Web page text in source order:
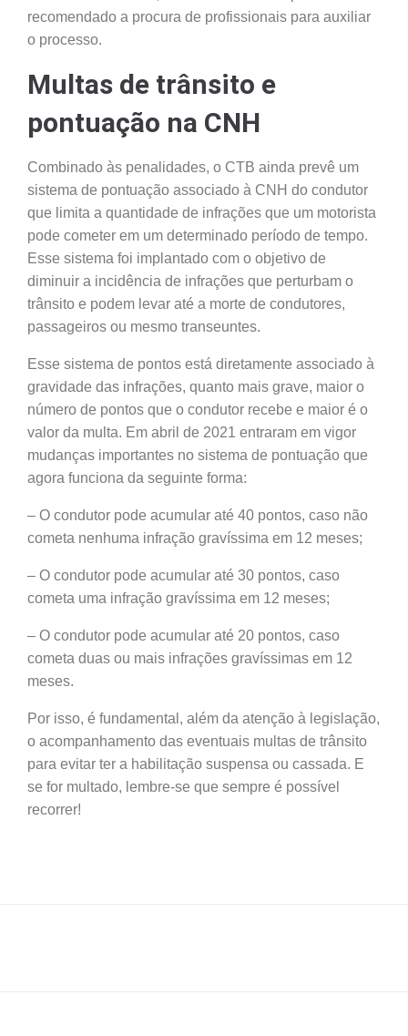
recomendado a procura de profissionais para auxiliar
o processo.
Multas de trânsito e
pontuação na CNH
Combinado às penalidades, o CTB ainda prevê um
sistema de pontuação associado à CNH do condutor
que limita a quantidade de infrações que um motorista
pode cometer em um determinado período de tempo.
Esse sistema foi implantado com o objetivo de
diminuir a incidência de infrações que perturbam o
trânsito e podem levar até a morte de condutores,
passageiros ou mesmo transeuntes.
Esse sistema de pontos está diretamente associado à
gravidade das infrações, quanto mais grave, maior o
número de pontos que o condutor recebe e maior é o
valor da multa. Em abril de 2021 entraram em vigor
mudanças importantes no sistema de pontuação que
agora funciona da seguinte forma:
– O condutor pode acumular até 40 pontos, caso não
cometa nenhuma infração gravíssima em 12 meses;
– O condutor pode acumular até 30 pontos, caso
cometa uma infração gravíssima em 12 meses;
– O condutor pode acumular até 20 pontos, caso
cometa duas ou mais infrações gravíssimas em 12
meses.
Por isso, é fundamental, além da atenção à legislação,
o acompanhamento das eventuais multas de trânsito
para evitar ter a habilitação suspensa ou cassada. E
se for multado, lembre-se que sempre é possível
recorrer!